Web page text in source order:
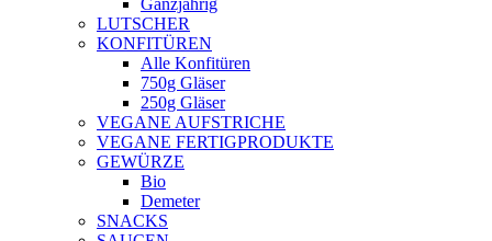
Ganzjährig
LUTSCHER
KONFITÜREN
Alle Konfitüren
750g Gläser
250g Gläser
VEGANE AUFSTRICHE
VEGANE FERTIGPRODUKTE
GEWÜRZE
Bio
Demeter
SNACKS